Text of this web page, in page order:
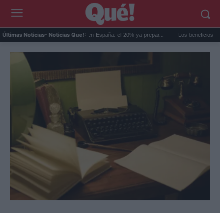
Últimas Noticias- Noticias Que!:
Los jóvenes opositores en España: el 20% ya prepar... Los beneficios de la